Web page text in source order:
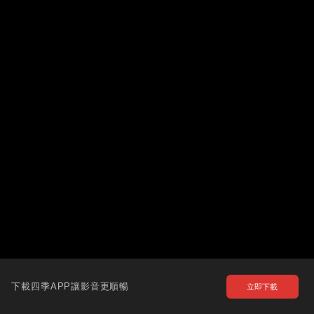
下載四季APP讓影音更順暢 立即下載